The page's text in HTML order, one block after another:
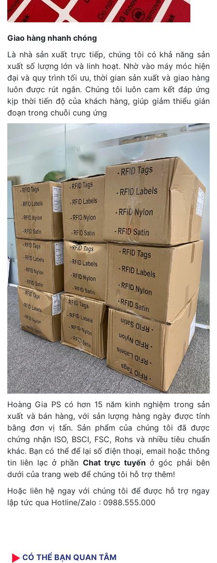
Giao hàng nhanh chóng
Là nhà sản xuất trực tiếp, chúng tôi có khả năng sản
xuất số lượng lớn và linh hoạt. Nhờ vào máy móc hiện
đại và quy trình tối ưu, thời gian sản xuất và giao hàng
luôn được rút ngắn. Chúng tôi luôn cam kết đáp ứng
kịp thời tiến độ của khách hàng, giúp giảm thiểu gián
đoạn trong chuỗi cung ứng
Hoàng Gia PS có hơn 15 năm kinh nghiệm trong sản
xuất và bán hàng, với sản lượng hàng ngày được tính
bằng đơn vị tấn. Sản phẩm của chúng tôi đã được
chứng nhận ISO, BSCI, FSC, Rohs và nhiều tiêu chuẩn
khác. Bạn có thể để lại số điện thoại, email hoặc thông
tin liên lạc ở phần Chat trực tuyến ở góc phải bên
dưới của trang web để chúng tôi hỗ trợ thêm!
Hoặc liên hệ ngay với chúng tôi để được hỗ trợ ngay
lập tức qua Hotline/Zalo : 0988.555.000
CÓ THỂ BẠN QUAN TÂM